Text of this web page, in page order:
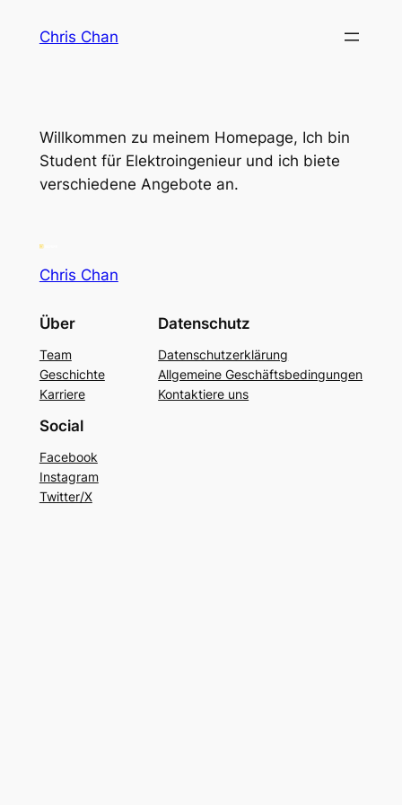
InhaltChris Chan
Willkommen zu meinem Homepage, Ich bin
Student für Elektroingenieur und ich biete
verschiedene Angebote an.
Chris Chan
Über
Team
Geschichte
Karriere
Datenschutz
Datenschutzerklärung
Allgemeine Geschäftsbedingungen
Kontaktiere uns
Social
Facebook
Instagram
Twitter/X